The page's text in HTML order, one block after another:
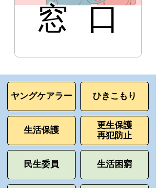
窓口
ヤングケアラー ひきこもり
生活保護
更生保護
再犯防止
民生委員 生活困窮